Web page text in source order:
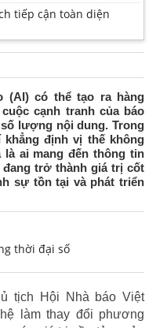
tiếp cận toàn diện
(AI) có thể tạo ra hàng
cạnh tranh của báo
lượng nội dung. Trong
định vị thế không
ai mang đến thông tin
trở thành giá trị cốt
sự tồn tại và phát triển
thời đại số
tịch Hội Nhà báo Việt
làm thay đổi phương